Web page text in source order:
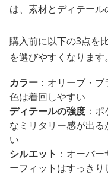
は、素材とディテール
購入前に以下の3点を
を選びやすくなります。
カラー ：オリーブ・
色は着回しやすい
ディテールの強度 ：
なミリタリー感が出
い
シルエット ：オーバ
ーフィットはすっき